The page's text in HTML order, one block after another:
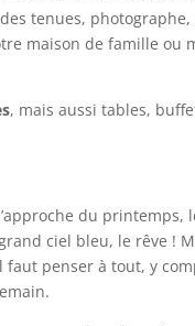
tenues,
maison de famille ou
, mais aussi tables,
du
ciel bleu, le rêve !
penser à tout, y